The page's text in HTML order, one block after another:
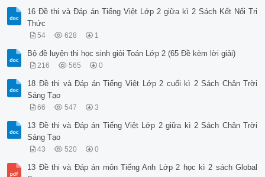
16 Đề thi và Đáp án Tiếng Việt Lớp 2 giữa kì 2 Sách Kết Nối Tri
Thức
54 628 1
Bộ đề luyện thi học sinh giỏi Toán Lớp 2 (65 Đề kèm lời giải)
216 565 0
18 Đề thi và Đáp án Tiếng Việt Lớp 2 cuối kì 2 Sách Chân Trời
Sáng Tạo
66 547 3
13 Đề thi và Đáp án Tiếng Việt Lớp 2 giữa kì 2 Sách Chân Trời
Sáng Tạo
43 520 0
13 Đề thi và Đáp án môn Tiếng Anh Lớp 2 học kì 2 sách Global